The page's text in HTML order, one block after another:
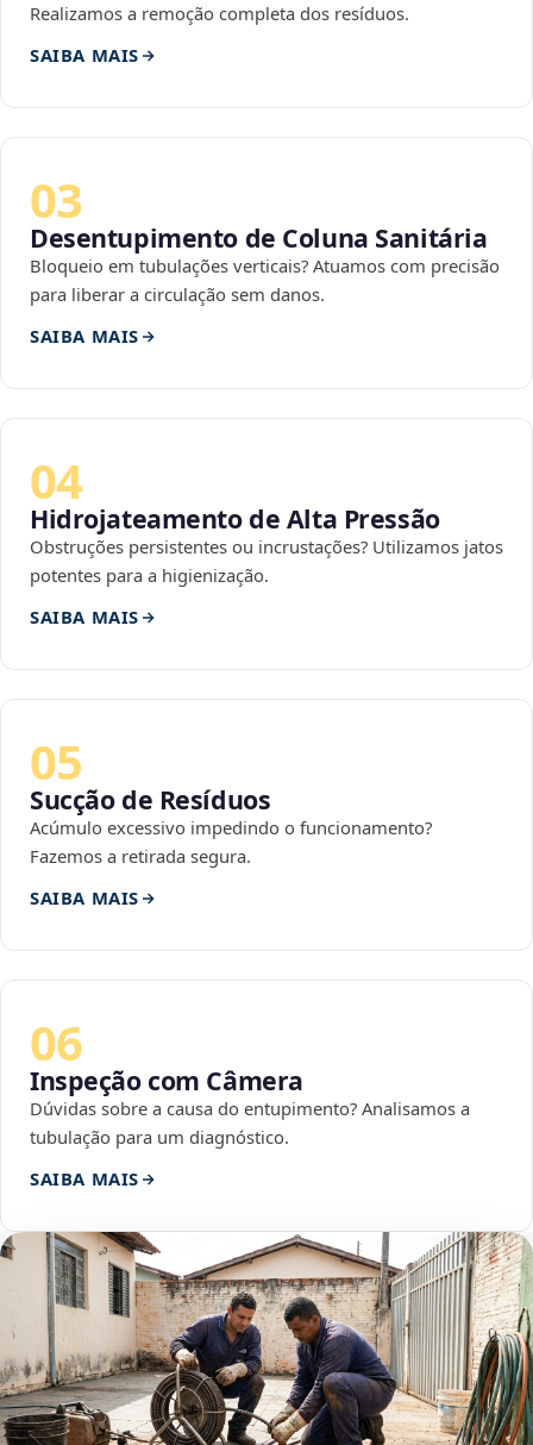
Realizamos a remoção completa dos resíduos.
SAIBA MAIS
03
Desentupimento de Coluna Sanitária
Bloqueio em tubulações verticais? Atuamos com precisão
para liberar a circulação sem danos.
SAIBA MAIS
04
Hidrojateamento de Alta Pressão
Obstruções persistentes ou incrustações? Utilizamos jatos
potentes para a higienização.
SAIBA MAIS
05
Sucção de Resíduos
Acúmulo excessivo impedindo o funcionamento?
Fazemos a retirada segura.
SAIBA MAIS
06
Inspeção com Câmera
Dúvidas sobre a causa do entupimento? Analisamos a
tubulação para um diagnóstico.
SAIBA MAIS